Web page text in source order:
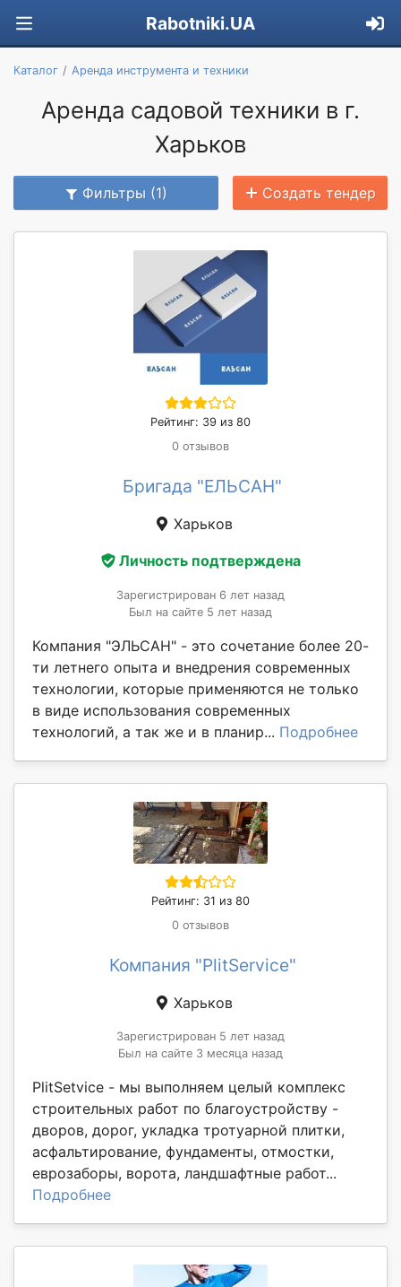
Rabotniki.UA
Каталог Аренда инструмента и техники
Аренда садовой техники в г.
Харьков
Фильтры (1) Создать тендер
Рейтинг: 39 из 80
0 отзывов
Бригада "ЕЛЬСАН"
Харьков
Личность подтверждена
Зарегистрирован 6 лет назад
Был на сайте 5 лет назад
Компания "ЭЛЬСАН" - это сочетание более 20-
ти летнего опыта и внедрения современных
технологии, которые применяются не только
в виде использования современных
технологий, а так же и в планир... Подробнее
Рейтинг: 31 из 80
0 отзывов
Компания "PlitService"
Харьков
Зарегистрирован 5 лет назад
Был на сайте 3 месяца назад
PlitSetvice - мы выполняем целый комплекс
строительных работ по благоустройству -
дворов, дорог, укладка тротуарной плитки,
асфальтирование, фундаменты, отмостки,
еврозаборы, ворота, ландшафтные работ...
Подробнее